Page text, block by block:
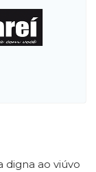
digna ao viúvo